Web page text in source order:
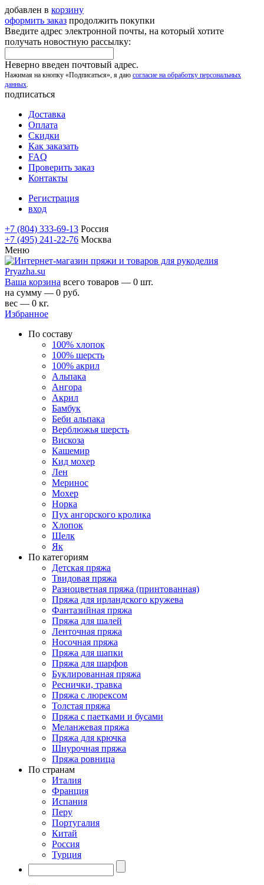
добавлен в корзину
оформить заказ продолжить покупки
Введите адрес электронной почты, на который хотите
получать новостную рассылку:
Неверно введен почтовый адрес.
Нажимая на кнопку «Подписаться», я даю согласие на обработку персональных
данных.
подписаться
Доставка
Оплата
Скидки
Как заказать
FAQ
Проверить заказ
Контакты
Регистрация
вход
+7 (804) 333-69-13 Россия
+7 (495) 241-22-76 Москва
Меню
Ваша корзина всего товаров — 0 шт.
на сумму — 0 руб.
вес — 0 кг.
Избранное
По составу
100% хлопок
100% шерсть
100% акрил
Альпака
Ангора
Акрил
Бамбук
Беби альпака
Верблюжья шерсть
Вискоза
Кашемир
Кид мохер
Лен
Меринос
Мохер
Норка
Пух ангорского кролика
Хлопок
Шелк
Як
По категориям
Детская пряжа
Твидовая пряжа
Разноцветная пряжа (принтованная)
Пряжа для ирландского кружева
Фантазийная пряжа
Пряжа для шалей
Ленточная пряжа
Носочная пряжа
Пряжа для шапки
Пряжа для шарфов
Буклированная пряжа
Реснички, травка
Пряжа с люрексом
Толстая пряжа
Пряжа с паетками и бусами
Меланжевая пряжа
Пряжа для крючка
Шнурочная пряжа
Пряжа ровница
По странам
Италия
Франция
Испания
Перу
Португалия
Китай
Россия
Турция